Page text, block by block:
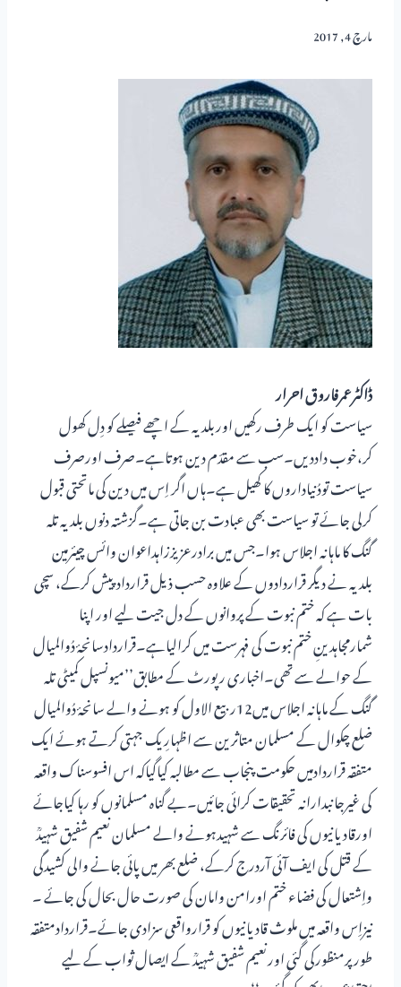
مارچ 4, 2017
ڈاکٹرعمرفاروق احرار
سیاست کو ایک طرف رکھیں اوربلدیہ کے اچھے فیصلے کو دِل کھول
کر،خوب داددیں۔سب سے مقدّم دین ہوتاہے۔صرف اورصرف
سیاست تودُنیاداروں کا کھیل ہے۔ہاں اگر اِس میں دین کی ماتحتی قبول
کرلی جائے تو سیاست بھی عبادت بن جاتی ہے۔گزشتہ دنوں بلدیہ تلہ
گنگ کا ماہانہ اجلاس ہوا۔جس میں برادرعزیززاہداعوان وائس چیئرمین
بلدیہ نے دیگر قراردادوں کے علاوہ حسب ذیل قراردادپیش کرکے، سچی
بات ہے کہ ختم نبوت کے پروانوں کے دل جیت لیے اور اپنا
شمارمجاہدینِ ختم نبوت کی فہرست میں کرالیاہے۔قراردادسانحۂ دُوالمیال
کے حوالے سے تھی۔اخباری رپورٹ کے مطابق’’میونسپل کمیٹی تلہ
گنگ کے ماہانہ اجلاس میں12ربیع الاول کو ہونے والے سانحۂ دُوالمیال
ضلع چکوال کے مسلمان متاثرین سے اظہارِیک جہتی کرتے ہوئے ایک
متفقہ قراردادمیں حکومت پنجاب سے مطالبہ کیاگیاکہ اس افسوسناک واقعہ
کی غیرجانبدارانہ تحقیقات کرائی جائیں۔بے گناہ مسلمانوں کو رہا کیاجائے
اورقادیانیوں کی فائرنگ سے شہیدہونے والے مسلمان نعیم شفیق شہیدؒ
کے قتل کی ایف آئی آردرج کرکے، ضلع بھر میں پائی جانے والی کشیدگی
واِشتعال کی فضاء ختم اورامن وامان کی صورت حال بحال کی جائے ۔
نیزاِس واقعہ میں ملوث قادیانیوں کو قرارواقعی سزادی جائے۔قراردادمتفقہ
طورپرمنظورکی گئی اورنعیم شفیق شہیدؒ کے ایصال ثواب کے لیے